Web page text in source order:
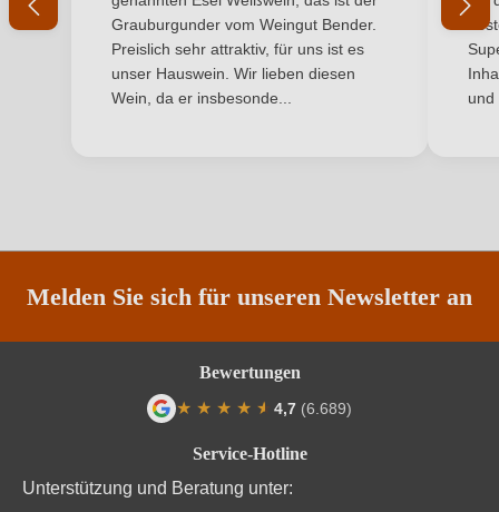
Traubenfarbe Weiß
Perl- & Schaumwein
Ich habe mein Passwort vergessen
Grauburgunder vom Weingut Bender.
Preislich sehr attraktiv, für uns ist es
unser Hauswein. Wir lieben diesen
Wein, da er insbesonde...
und
Melden Sie sich für unseren Newsletter an
Service-Hotline
Unterstützung und Beratung unter:
Bewertungen
★ ★ ★ ★ ★
★ 4,7 (6.689)